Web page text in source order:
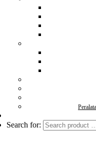
Search for: